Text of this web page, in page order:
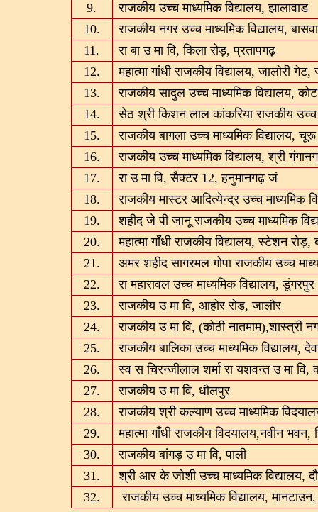
9.
राजकीय उच्च माध्यमिक विद्यालय, झालावाड
10.
राजकीय नगर उच्च माध्यमिक विद्यालय,
11.
रा बा उ मा वि, किला रोड़, प्रतापगढ़
12.
महात्मा गांधी राजकीय विद्यालय, जालोरी गेट,
13.
राजकीय सादुल उच्च माध्यमिक विद्यालय,
14.
सेठ श्री किशन लाल कांकरिया राजकीय उच्च
15.
राजकीय बागला उच्च माध्यमिक विद्यालय, चूरू
16.
राजकीय उच्च माध्यमिक विद्यालय, श्री
17.
रा उ मा वि, सैक्टर 12, हनुमानगढ़ जं
18.
राजकीय मास्टर आदित्येन्द्र उच्च माध्यमिक
19.
शहीद जे पी जानू राजकीय उच्च माध्यमिक
20.
महात्मा गाँधी राजकीय विद्यालय, स्टेशन रोड़,
21.
अमर शहीद सागरमल गोपा राजकीय उच्च
22.
रा महारावल उच्च माध्यमिक विद्यालय, डूंगरपुर
23.
राजकीय उ मा वि, आहोर रोड़, जालौर
24.
राजकीय उ मा वि, (कोठी नातमाम),शास्त्री
25.
राजकीय बालिका उच्च माध्यमिक विद्यालय,
26.
स्व स चिरन्जीलाल शर्मा रा यशवन्त उ मा वि,
27.
राजकीय उ मा वि, धौलपुर
28.
राजकीय श्री कल्‍याण उच्‍च माध्‍यमिक
29.
महात्मा गाँधी राजकीय विदयालय,नवीन भवन,
30.
राजकीय बांगड़ उ मा वि, पाली
31.
श्री आर के जोशी उच्च माध्यमिक विद्यालय,
32.
राजकीय उच्च माध्यमिक विद्यालय, मानटाउन,